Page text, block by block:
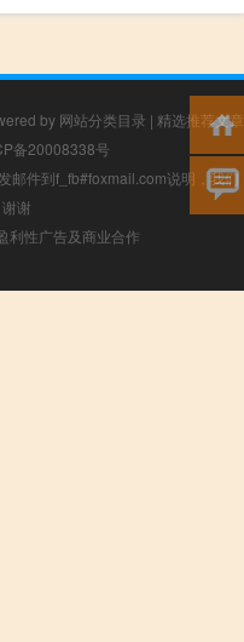
by 网站分类目录 | 精选推荐文章
备20008338号
邮件到f_fb#foxmail.com说明，我们
谢
利性广告及商业合作